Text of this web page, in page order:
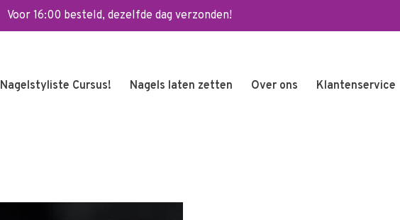
Voor 16:00 besteld, dezelfde dag verzonden!
Nagelstyliste Cursus! Nagels laten zetten Over ons Klantenservice